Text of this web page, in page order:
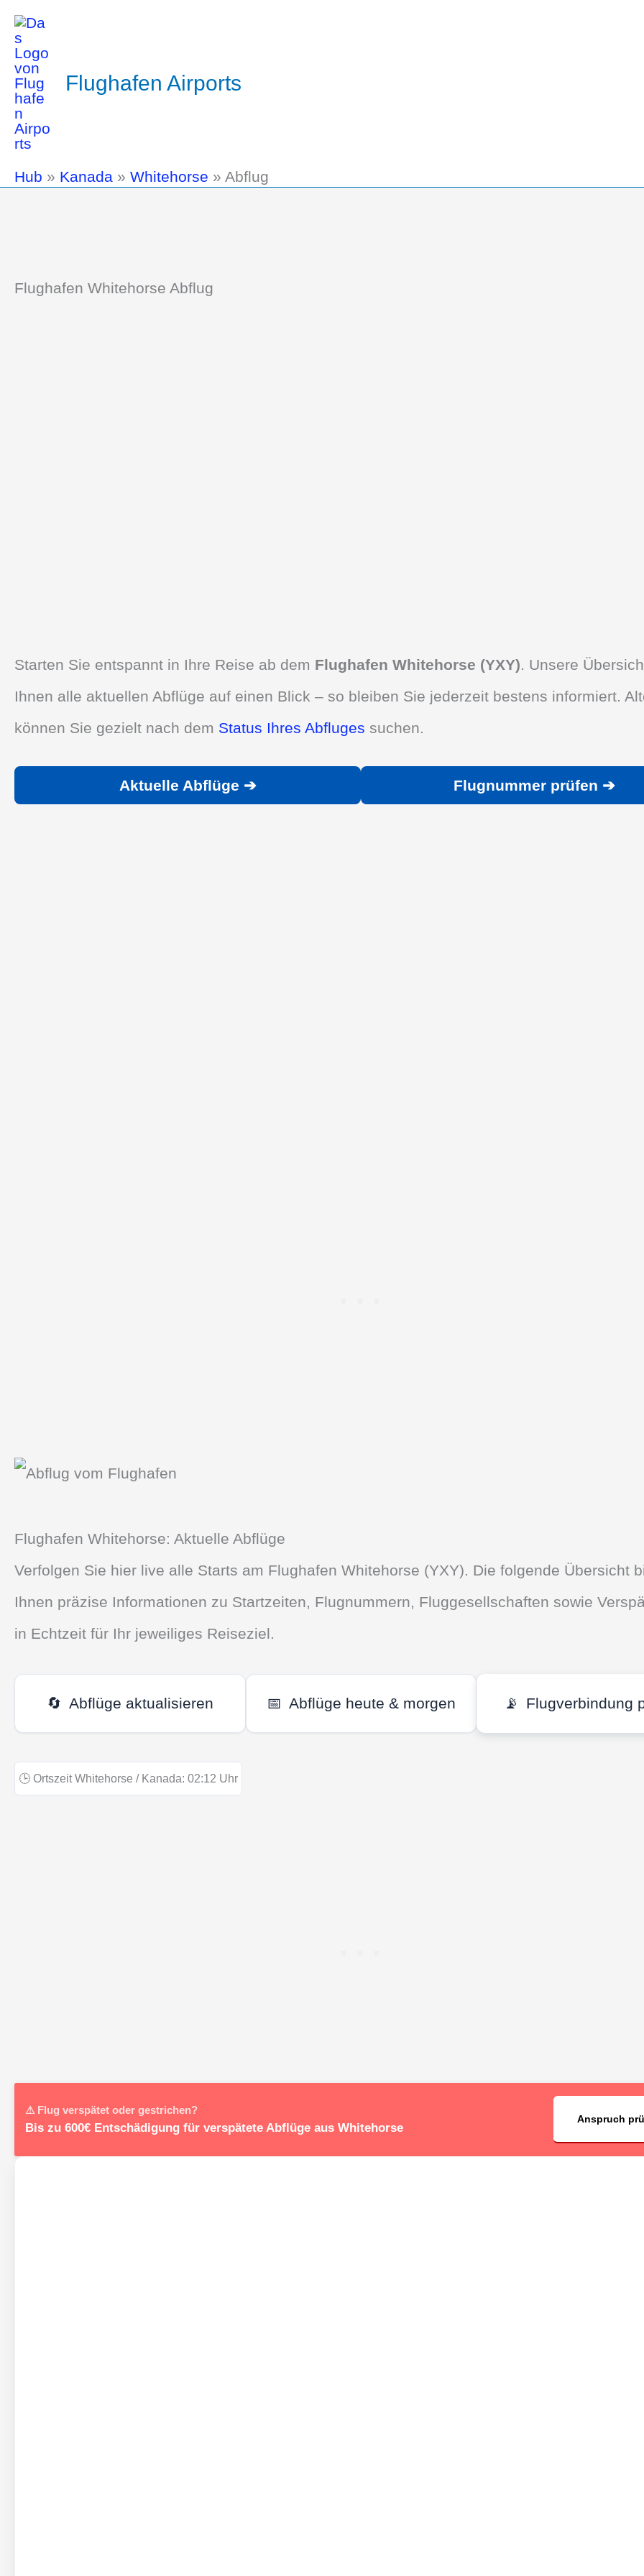
Flughafen Airports
Hub » Kanada » Whitehorse » Abflug
Flughafen Whitehorse Abflug
Starten Sie entspannt in Ihre Reise ab dem Flughafen Whitehorse (YXY) . Unsere
Ihnen alle aktuellen Abflüge auf einen Blick – so bleiben Sie jederzeit bestens informiert.
können Sie gezielt nach dem Status Ihres Abfluges suchen.
Aktuelle Abflüge ➔ Flugnummer prüfen ➔
Flughafen Whitehorse: Aktuelle Abflüge
Verfolgen Sie hier live alle Starts am Flughafen Whitehorse (YXY). Die folgende Übersicht
Ihnen präzise Informationen zu Startzeiten, Flugnummern, Fluggesellschaften sowie
in Echtzeit für Ihr jeweiliges Reiseziel.
🔄 Abflüge aktualisieren 📅 Abflüge heute & morgen 📡 Flugverbindung
🕒 Ortszeit Whitehorse / Kanada: 02:12 Uhr
⚠ Flug verspätet oder gestrichen?
Bis zu 600€ Entschädigung für verspätete Abflüge aus Whitehorse
Anspruch